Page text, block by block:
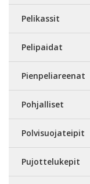
Pelikassit
Pelipaidat
Pienpeliareenat
Pohjalliset
Polvisuojateipit
Pujottelukepit